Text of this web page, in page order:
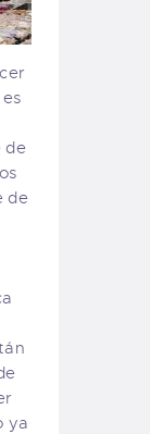
es
de
de
ya